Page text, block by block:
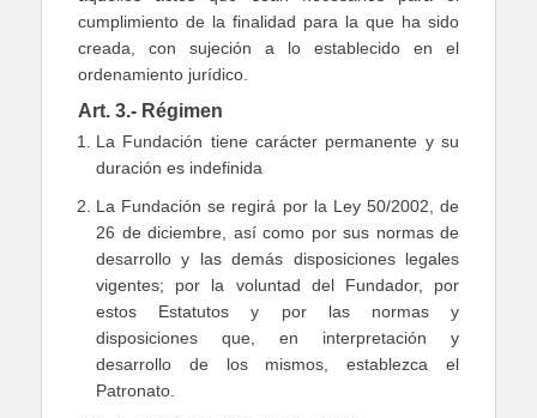
cumplimiento de la finalidad para la que ha sido
creada, con sujeción a lo establecido en el
ordenamiento jurídico.
Art. 3.- Régimen
La Fundación tiene carácter permanente y su
duración es indefinida
La Fundación se regirá por la Ley 50/2002, de
26 de diciembre, así como por sus normas de
desarrollo y las demás disposiciones legales
vigentes; por la voluntad del Fundador, por
estos Estatutos y por las normas y
disposiciones que, en interpretación y
desarrollo de los mismos, establezca el
Patronato.